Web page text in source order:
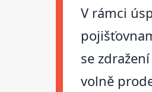
V rámci
se
volně